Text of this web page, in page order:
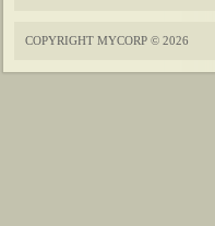
COPYRIGHT MYCORP © 2026